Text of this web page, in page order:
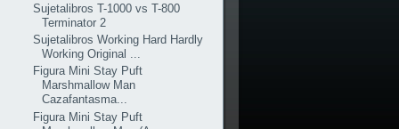
Sujetalibros T-1000 vs T-800
Terminator 2
Sujetalibros Working Hard Hardly
Working Original ...
Figura Mini Stay Puft
Marshmallow Man
Cazafantasma...
Figura Mini Stay Puft